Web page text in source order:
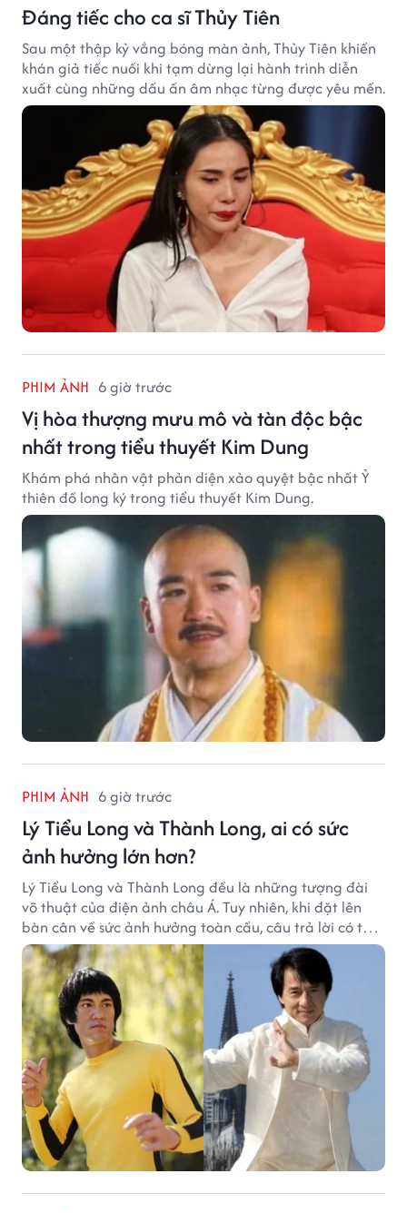
Đáng tiếc cho ca sĩ Thủy Tiên
Sau một thập kỷ vắng bóng màn ảnh, Thủy Tiên khiến
khán giả tiếc nuối khi tạm dừng lại hành trình diễn
xuất cùng những dấu ấn âm nhạc từng được yêu mến.
PHIM ẢNH 6 giờ trước
Vị hòa thượng mưu mô và tàn độc bậc
nhất trong tiểu thuyết Kim Dung
Khám phá nhân vật phản diện xảo quyệt bậc nhất Ỷ
thiên đồ long ký trong tiểu thuyết Kim Dung.
PHIM ẢNH 6 giờ trước
Lý Tiểu Long và Thành Long, ai có sức
ảnh hưởng lớn hơn?
Lý Tiểu Long và Thành Long đều là những tượng đài
võ thuật của điện ảnh châu Á. Tuy nhiên, khi đặt lên
bàn cân về sức ảnh hưởng toàn cầu, câu trả lời có thể
khiến nhiều khán giả bất ngờ.